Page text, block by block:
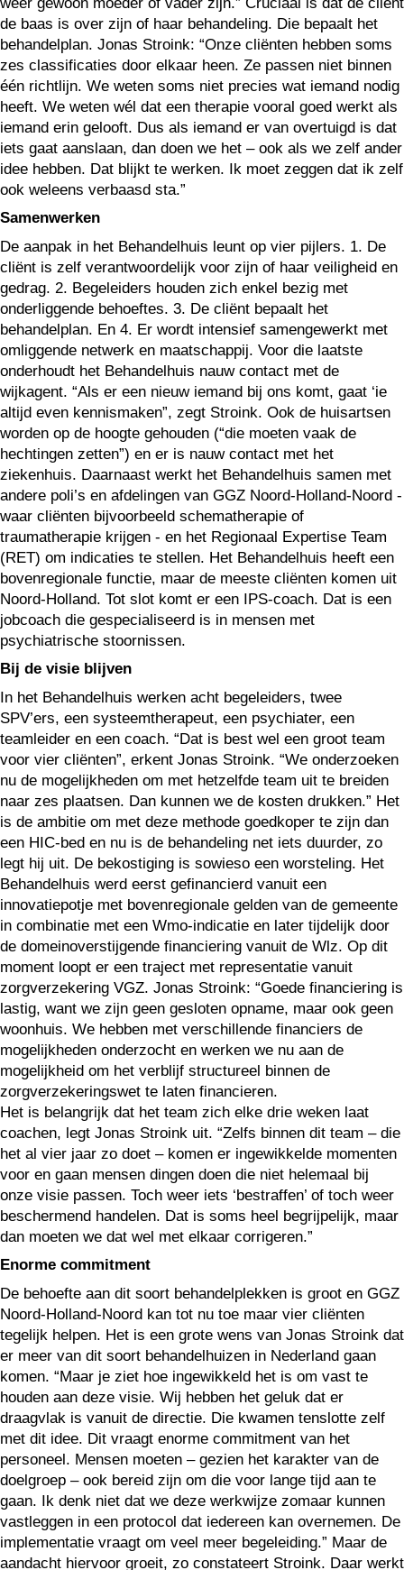
de baas is over zijn of haar behandeling. Die bepaalt het
behandelplan. Jonas Stroink: “Onze cliënten hebben soms
zes classificaties door elkaar heen. Ze passen niet binnen
één richtlijn. We weten soms niet precies wat iemand nodig
heeft. We weten wél dat een therapie vooral goed werkt als
iemand erin gelooft. Dus als iemand er van overtuigd is dat
iets gaat aanslaan, dan doen we het – ook als we zelf ander
idee hebben. Dat blijkt te werken. Ik moet zeggen dat ik zelf
ook weleens verbaasd sta.”
Samenwerken
De aanpak in het Behandelhuis leunt op vier pijlers. 1. De
cliënt is zelf verantwoordelijk voor zijn of haar veiligheid en
gedrag. 2. Begeleiders houden zich enkel bezig met
onderliggende behoeftes. 3. De cliënt bepaalt het
behandelplan. En 4. Er wordt intensief samengewerkt met
omliggende netwerk en maatschappij. Voor die laatste
onderhoudt het Behandelhuis nauw contact met de
wijkagent. “Als er een nieuw iemand bij ons komt, gaat ‘ie
altijd even kennismaken”, zegt Stroink. Ook de huisartsen
worden op de hoogte gehouden (“die moeten vaak de
hechtingen zetten”) en er is nauw contact met het
ziekenhuis. Daarnaast werkt het Behandelhuis samen met
andere poli’s en afdelingen van GGZ Noord-Holland-Noord -
waar cliënten bijvoorbeeld schematherapie of
traumatherapie krijgen - en het Regionaal Expertise Team
(RET) om indicaties te stellen. Het Behandelhuis heeft een
bovenregionale functie, maar de meeste cliënten komen uit
Noord-Holland. Tot slot komt er een IPS-coach. Dat is een
jobcoach die gespecialiseerd is in mensen met
psychiatrische stoornissen.
Bij de visie blijven
In het Behandelhuis werken acht begeleiders, twee
SPV’ers, een systeemtherapeut, een psychiater, een
teamleider en een coach. “Dat is best wel een groot team
voor vier cliënten”, erkent Jonas Stroink. “We onderzoeken
nu de mogelijkheden om met hetzelfde team uit te breiden
naar zes plaatsen. Dan kunnen we de kosten drukken.” Het
is de ambitie om met deze methode goedkoper te zijn dan
een HIC-bed en nu is de behandeling net iets duurder, zo
legt hij uit. De bekostiging is sowieso een worsteling. Het
Behandelhuis werd eerst gefinancierd vanuit een
innovatiepotje met bovenregionale gelden van de gemeente
in combinatie met een Wmo-indicatie en later tijdelijk door
de domeinoverstijgende financiering vanuit de Wlz. Op dit
moment loopt er een traject met representatie vanuit
zorgverzekering VGZ. Jonas Stroink: “Goede financiering is
lastig, want we zijn geen gesloten opname, maar ook geen
woonhuis. We hebben met verschillende financiers de
mogelijkheden onderzocht en werken we nu aan de
mogelijkheid om het verblijf structureel binnen de
zorgverzekeringswet te laten financieren.
Het is belangrijk dat het team zich elke drie weken laat
coachen, legt Jonas Stroink uit. “Zelfs binnen dit team – die
het al vier jaar zo doet – komen er ingewikkelde momenten
voor en gaan mensen dingen doen die niet helemaal bij
onze visie passen. Toch weer iets ‘bestraffen’ of toch weer
beschermend handelen. Dat is soms heel begrijpelijk, maar
dan moeten we dat wel met elkaar corrigeren.”
Enorme commitment
De behoefte aan dit soort behandelplekken is groot en GGZ
Noord-Holland-Noord kan tot nu toe maar vier cliënten
tegelijk helpen. Het is een grote wens van Jonas Stroink dat
er meer van dit soort behandelhuizen in Nederland gaan
komen. “Maar je ziet hoe ingewikkeld het is om vast te
houden aan deze visie. Wij hebben het geluk dat er
draagvlak is vanuit de directie. Die kwamen tenslotte zelf
met dit idee. Dit vraagt enorme commitment van het
personeel. Mensen moeten – gezien het karakter van de
doelgroep – ook bereid zijn om die voor lange tijd aan te
gaan. Ik denk niet dat we deze werkwijze zomaar kunnen
vastleggen in een protocol dat iedereen kan overnemen. De
implementatie vraagt om veel meer begeleiding.” Maar de
aandacht hiervoor groeit, zo constateert Stroink. Daar werkt